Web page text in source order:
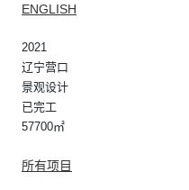
ENGLISH
2021
辽宁营口
景观设计
已完工
57700㎡
所有项目